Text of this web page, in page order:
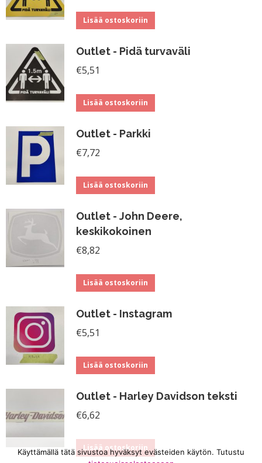
Lisää ostoskoriin
Outlet - Pidä turvaväli
€5,51
Lisää ostoskoriin
Outlet - Parkki
€7,72
Lisää ostoskoriin
Outlet - John Deere,
keskikokoinen
€8,82
Lisää ostoskoriin
Outlet - Instagram
€5,51
Lisää ostoskoriin
Outlet - Harley Davidson teksti
€6,62
Lisää ostoskoriin
Käyttämällä tätä sivustoa hyväksyt evästeiden käytön. Tutustu